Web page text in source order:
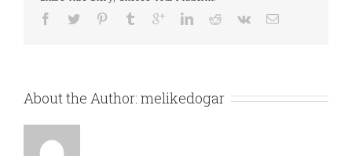
About the Author: melikedogar